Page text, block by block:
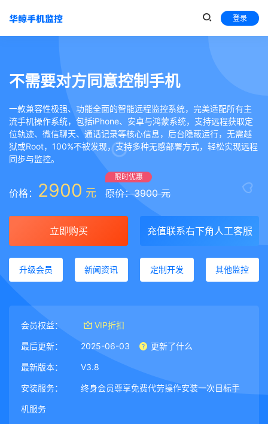
登录
不需要对方同意控制手机
一款兼容性极强、功能全面的智能远程监控系统，完美适配所有主
流手机操作系统，包括iPhone、安卓与鸿蒙系统，支持远程获取定
位轨迹、微信聊天、通话记录等核心信息，后台隐蔽运行，无需越
狱或Root，100%不被发现，支持多种无感部署方式，轻松实现远程
同步与监控。
价格： 2900 元
限时优惠
原价：3900 元
立即购买 充值联系右下角人工客服
升级会员 新闻资讯 定制开发 其他监控
会员权益： VIP折扣
最后更新： 2025-06-03 更新了什么
最新版本： V3.8
安装服务： 终身会员尊享免费代劳操作安装一次目标手
机服务